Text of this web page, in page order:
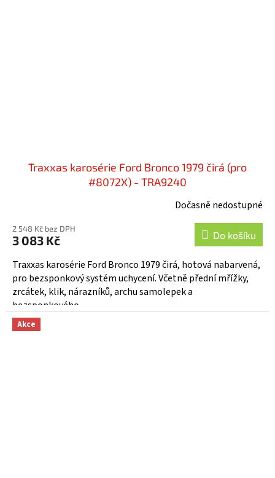
Traxxas karosérie Ford Bronco 1979 čirá (pro
#8072X) - TRA9240
Dočasně nedostupné
2 548 Kč bez DPH
3 083 Kč Do košíku
Traxxas karosérie Ford Bronco 1979 čirá, hotová nabarvená,
pro bezsponkový systém uchycení. Včetně přední mřížky,
zrcátek, klik, nárazníků, archu samolepek a
bezsponkového...
Akce